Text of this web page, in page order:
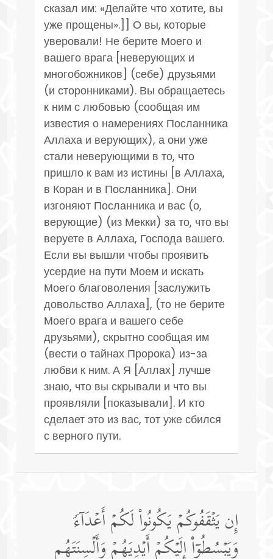
сказал им: «Делайте что хотите, вы
уже прощены».]] О вы, которые
уверовали! Не берите Моего и
вашего врага [неверующих и
многобожников] (себе) друзьями
(и сторонниками). Вы обращаетесь
к ним с любовью (сообщая им
известия о намерениях Посланника
Аллаха и верующих), а они уже
стали неверующими в то, что
пришло к вам из истины [в Аллаха,
в Коран и в Посланника]. Они
изгоняют Посланника и вас (о,
верующие) (из Мекки) за то, что вы
веруете в Аллаха, Господа вашего.
Если вы вышли чтобы проявить
усердие на пути Моем и искать
Моего благоволения [заслужить
довольство Аллаха], (то не берите
Моего врага и вашего себе
друзьями), скрытно сообщая им
(вести о тайнах Пророка) из-за
любви к ним. А Я [Аллах] лучше
знаю, что вы скрывали и что вы
проявляли [показывали]. И кто
сделает это из вас, тот уже сбился
с верного пути.
إِن یَثۡقَفُوكُمۡ یَكُونُوا۟ لَكُمۡ أَعۡدَاۤءࣰ
وَیَبۡسُطُوۤا۟ إِلَیۡكُمۡ أَیۡدِیَهُمۡ وَأَلۡسِنَتَهُم